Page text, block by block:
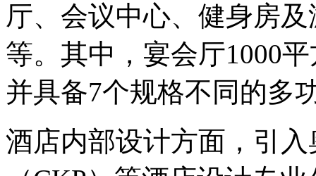
厅、会议中心、健身房
等。其中，宴会厅1000
并具备7个规格不同的多
酒店内部设计方面，引